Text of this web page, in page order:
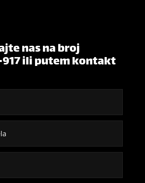
nas na broj
ili putem kontakt